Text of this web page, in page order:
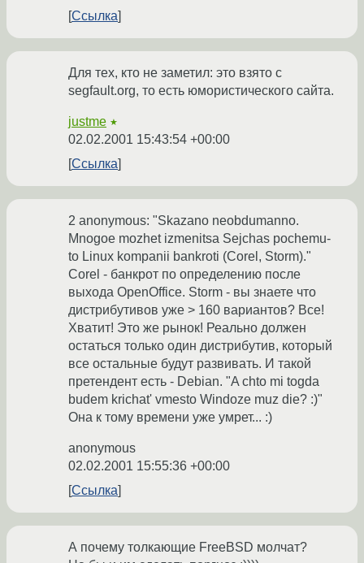
Ссылка
Для тех, кто не заметил: это взято с
segfault.org, то есть юмористического сайта.
justme ★
02.02.2001 15:43:54 +00:00
Ссылка
2 anonymous: "Skazano neobdumanno.
Mnogoe mozhet izmenitsa Sejchas pochemu-
to Linux kompanii bankroti (Corel, Storm)."
Corel - банкрот по определению после
выхода OpenOffice. Storm - вы знаете что
дистрибутивов уже > 160 вариантов? Все!
Хватит! Это же рынок! Реально должен
остаться только один дистрибутив, который
все остальные будут развивать. И такой
претендент есть - Debian. "A chto mi togda
budem krichat' vmesto Windoze muz die? :)"
Она к тому времени уже умрет... :)
anonymous
02.02.2001 15:55:36 +00:00
Ссылка
А почему толкающие FreeBSD молчат?